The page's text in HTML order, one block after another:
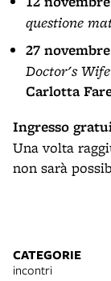
questione
27 novembre
Doctor's
Carlotta
Ingresso
Una volta
non sarà
CATEGORIE
incontri